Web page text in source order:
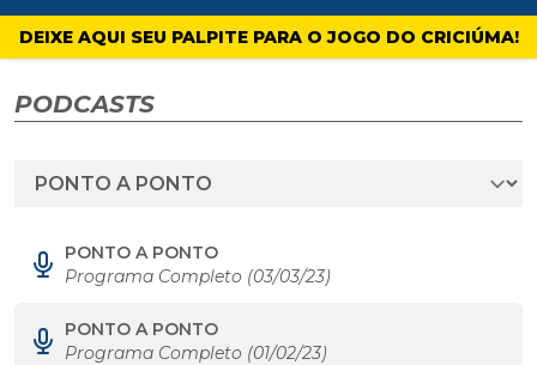
4oito
DEIXE AQUI SEU PALPITE PARA O JOGO DO CRICIÚMA!
PODCASTS
PONTO A PONTO
Programa Completo (03/03/23)
PONTO A PONTO
Programa Completo (01/02/23)